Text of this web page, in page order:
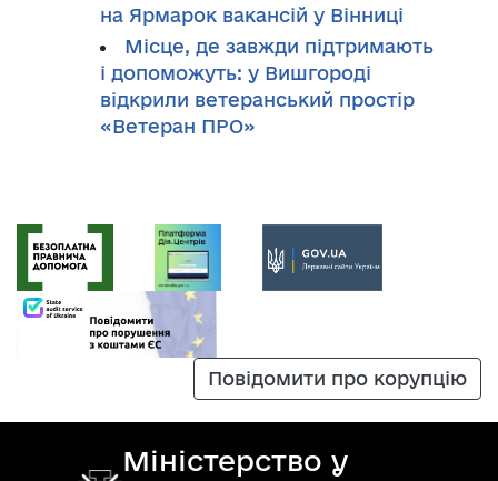
на Ярмарок вакансій у Вінниці
Місце, де завжди підтримають
і допоможуть: у Вишгороді
відкрили ветеранський простір
«Ветеран ПРО»
Повідомити про корупцію
Міністерство у